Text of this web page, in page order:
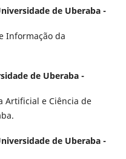
de Uberaba -
Informação da
de Uberaba -
Artificial e Ciência de
de Uberaba -